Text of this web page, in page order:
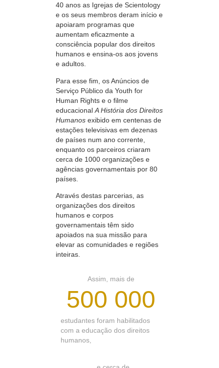
40 anos as Igrejas de Scientology
e os seus membros deram início e
apoiaram programas que
aumentam eficazmente a
consciência popular dos direitos
humanos e ensina-os aos jovens
e adultos.
Para esse fim, os Anúncios de
Serviço Público da Youth for
Human Rights e o filme
educacional A História dos Direitos
Humanos exibido em centenas de
estações televisivas em dezenas
de países num ano corrente,
enquanto os parceiros criaram
cerca de 1000 organizações e
agências governamentais por 80
países.
Através destas parcerias, as
organizações dos direitos
humanos e corpos
governamentais têm sido
apoiados na sua missão para
elevar as comunidades e regiões
inteiras.
Assim, mais de
500 000
estudantes foram habilitados
com a educação dos direitos
humanos,